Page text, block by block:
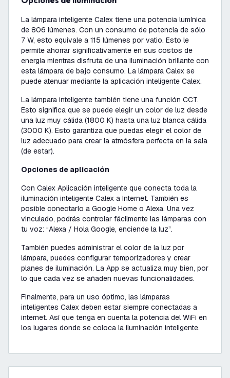
La lámpara inteligente Calex tiene una potencia lumínica
de 806 lúmenes. Con un consumo de potencia de sólo
7 W, esto equivale a 115 lúmenes por vatio. Esto le
permite ahorrar significativamente en sus costos de
energía mientras disfruta de una iluminación brillante con
esta lámpara de bajo consumo. La lámpara Calex se
puede atenuar mediante la aplicación inteligente Calex.
La lámpara inteligente también tiene una función CCT.
Esto significa que se puede elegir un color de luz desde
una luz muy cálida (1800 K) hasta una luz blanca cálida
(3000 K). Esto garantiza que puedas elegir el color de
luz adecuado para crear la atmósfera perfecta en la sala
(de estar).
Opciones de aplicación
Con Calex Aplicación inteligente que conecta toda la
iluminación inteligente Calex a Internet. También es
posible conectarlo a Google Home o Alexa. Una vez
vinculado, podrás controlar fácilmente las lámparas con
tu voz: “Alexa / Hola Google, enciende la luz”.
También puedes administrar el color de la luz por
lámpara, puedes configurar temporizadores y crear
planes de iluminación. La App se actualiza muy bien, por
lo que cada vez se añaden nuevas funcionalidades.
Finalmente, para un uso óptimo, las lámparas
inteligentes Calex deben estar siempre conectadas a
internet. Así que tenga en cuenta la potencia del WiFi en
los lugares donde se coloca la iluminación inteligente.